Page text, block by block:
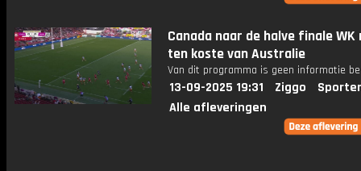
Canada naar de halve finale WK
ten koste van Australie
Van dit programma is geen informatie
13-09-2025 19:31 Ziggo
Alle afleveringen